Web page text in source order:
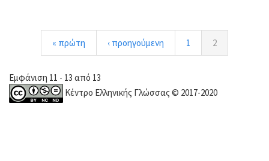
« πρώτη ‹ προηγούμενη 1 2
Εμφάνιση 11 - 13 από 13
Κέντρο Ελληνικής Γλώσσας © 2017-2020